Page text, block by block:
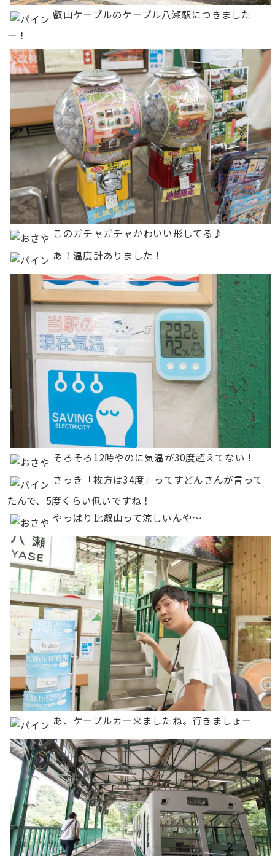
叡山ケーブルのケーブル八瀬駅につきました
ー！
このガチャガチャかわいい形してる♪
あ！温度計ありました！
そろそろ12時やのに気温が30度超えてない！
さっき「枚方は34度」ってすどんさんが言って
たんで、5度くらい低いですね！
やっぱり比叡山って涼しいんや〜
あ、ケーブルカー来ましたね。行きましょー